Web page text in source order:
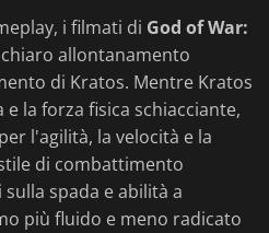
i filmati di God of War:
allontanamento
di Kratos. Mentre Kratos
la forza fisica schiacciante,
l'agilità, la velocità e la
di combattimento
spada e abilità a
più fluido e meno radicato